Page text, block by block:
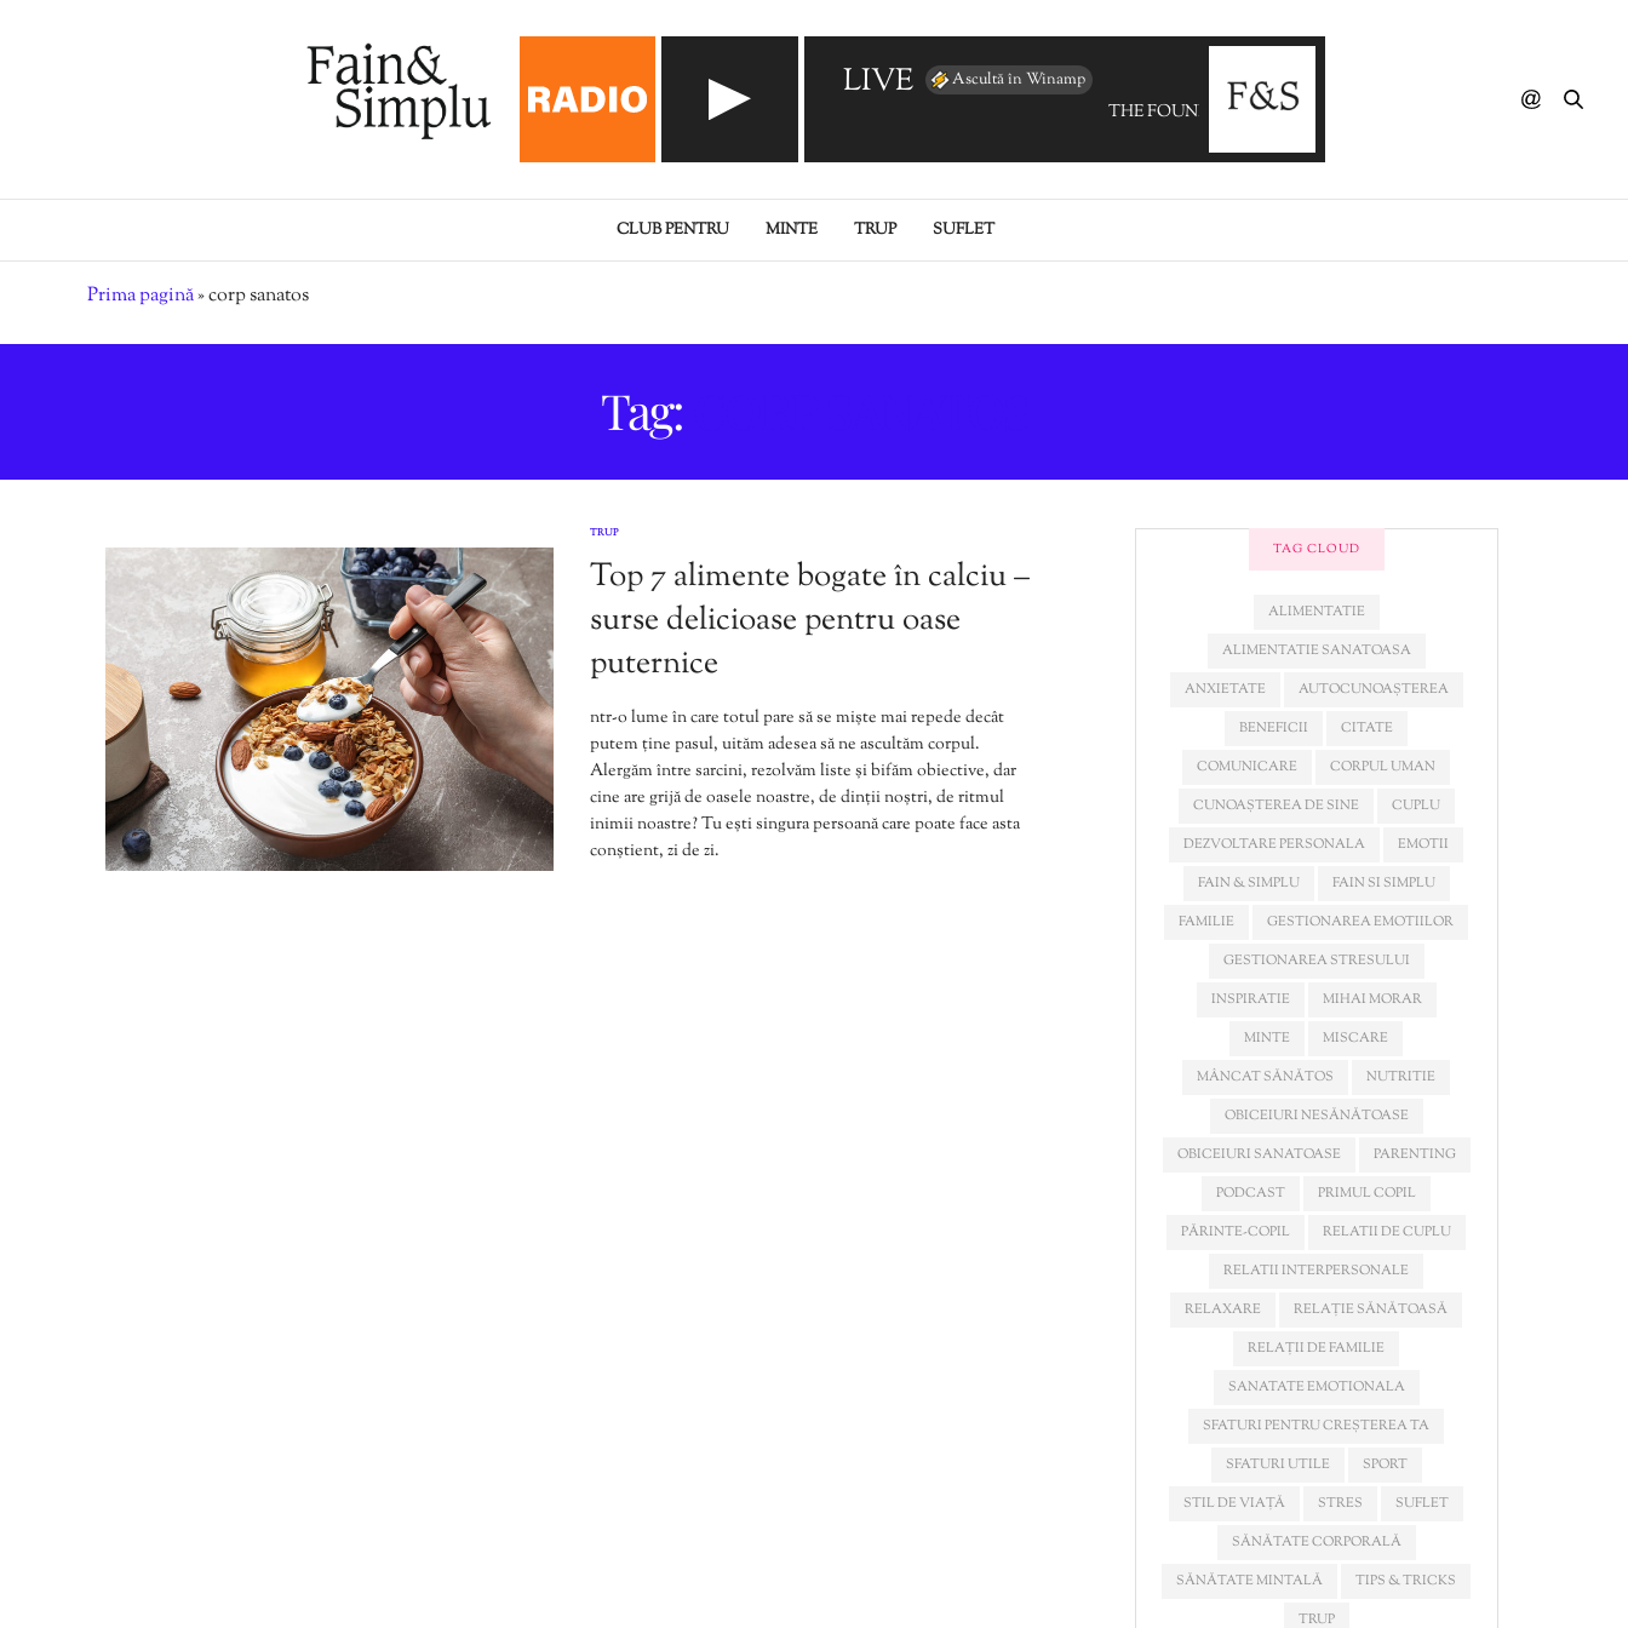
LIVE Ascultă în Winamp
THE FOUND SOUND ORCHESTRA - Tipsy
CLUB PENTRU MINTE TRUP SUFLET
Prima pagină»corp sanatos
Tag:
TRUP
Top 7 alimente bogate în calciu –
surse delicioase pentru oase
puternice
ntr-o lume în care totul pare să se miște mai repede decât
putem ține pasul, uităm adesea să ne ascultăm corpul.
Alergăm între sarcini, rezolvăm liste și bifăm obiective, dar
cine are grijă de oasele noastre, de dinții noștri, de ritmul
inimii noastre? Tu ești singura persoană care poate face asta
conștient, zi de zi.
TAG CLOUD
ALIMENTATIE
ALIMENTATIE SANATOASA
ANXIETATE
AUTOCUNOAȘTEREA
BENEFICII
CITATE
COMUNICARE
CORPUL UMAN
CUNOAȘTEREA DE SINE
CUPLU
DEZVOLTARE PERSONALA
EMOTII
FAIN & SIMPLU
FAIN SI SIMPLU
FAMILIE
GESTIONAREA EMOTIILOR
GESTIONAREA STRESULUI
INSPIRATIE
MIHAI MORAR
MINTE
MISCARE
MÂNCAT SĂNĂTOS
NUTRITIE
OBICEIURI NESĂNĂTOASE
OBICEIURI SANATOASE
PARENTING
PODCAST
PRIMUL COPIL
PĂRINTE-COPIL
RELATII DE CUPLU
RELATII INTERPERSONALE
RELAXARE
RELAȚIE SĂNĂTOASĂ
RELAȚII DE FAMILIE
SANATATE EMOTIONALA
SFATURI PENTRU CREȘTEREA TA
SFATURI UTILE
SPORT
STIL DE VIAȚĂ
STRES
SUFLET
SĂNĂTATE CORPORALĂ
SĂNĂTATE MINTALĂ
TIPS & TRICKS
TRUP